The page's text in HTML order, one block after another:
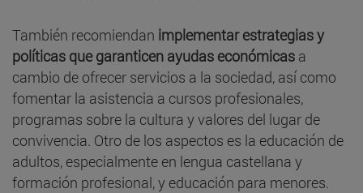
También recomiendan implementar estrategias y
políticas que garanticen ayudas económicas a
cambio de ofrecer servicios a la sociedad, así como
fomentar la asistencia a cursos profesionales,
programas sobre la cultura y valores del lugar de
convivencia. Otro de los aspectos es la educación de
adultos, especialmente en lengua castellana y
formación profesional, y educación para menores.